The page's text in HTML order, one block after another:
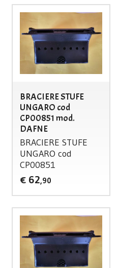
BRACIERE STUFE
UNGARO cod
CP00851 mod.
DAFNE
BRACIERE STUFE
UNGARO cod
CP00851
€ 62,90